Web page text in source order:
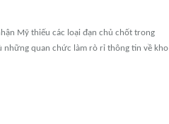
Mỹ thiếu các loại đạn chủ chốt trong
những quan chức làm rò rỉ thông tin về kho